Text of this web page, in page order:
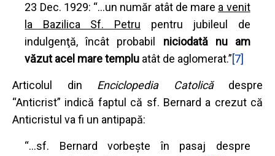
23 Dec. 1929: “…un număr atât de mare a venit
la Bazilica Sf. Petru pentru jubileul de
indulgenţă, încât probabil niciodată nu am
văzut acel mare templu atât de aglomerat.”[7]
Articolul din Enciclopedia Catolică despre
“Anticrist” indică faptul că sf. Bernard a crezut că
Anticristul va fi un antipapă:
“…sf. Bernard vorbeşte în pasaj despre